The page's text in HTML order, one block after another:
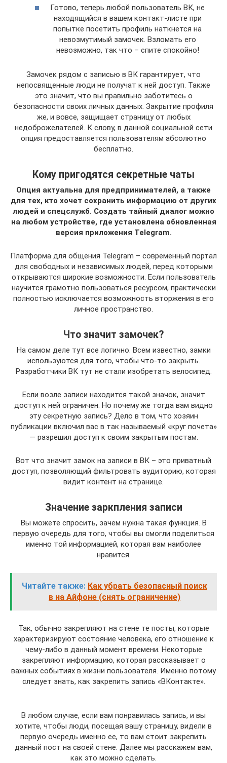
Готово, теперь любой пользователь ВК, не
находящийся в вашем контакт-листе при
попытке посетить профиль наткнется на
невозмутимый замочек. Взломать его
невозможно, так что – спите спокойно!
Замочек рядом с записью в ВК гарантирует, что
непосвященные люди не получат к ней доступ. Также
это значит, что вы правильно заботитесь о
безопасности своих личных данных. Закрытие профиля
же, и вовсе, защищает страницу от любых
недоброжелателей. К слову, в данной социальной сети
опция предоставляется пользователям абсолютно
бесплатно.
Кому пригодятся секретные чаты
Опция актуальна для предпринимателей, а также
для тех, кто хочет сохранить информацию от других
людей и спецслужб. Создать тайный диалог можно
на любом устройстве, где установлена обновленная
версия приложения Telegram.
Платформа для общения Telegram – современный портал
для свободных и независимых людей, перед которыми
открываются широкие возможности. Если пользователь
научится грамотно пользоваться ресурсом, практически
полностью исключается возможность вторжения в его
личное пространство.
Что значит замочек?
На самом деле тут все логично. Всем известно, замки
используются для того, чтобы что-то закрыть.
Разработчики ВК тут не стали изобретать велосипед.
Если возле записи находится такой значок, значит
доступ к ней ограничен. Но почему же тогда вам видно
эту секретную запись? Дело в том, что хозяин
публикации включил вас в так называемый «круг почета»
— разрешил доступ к своим закрытым постам.
Вот что значит замок на записи в ВК – это приватный
доступ, позволяющий фильтровать аудиторию, которая
видит контент на странице.
Значение заркпления записи
Вы можете спросить, зачем нужна такая функция. В
первую очередь для того, чтобы вы смогли поделиться
именно той информацией, которая вам наиболее
нравится.
Читайте также: Как убрать безопасный поиск
в на Айфоне (снять ограничение)
Так, обычно закрепляют на стене те посты, которые
характеризируют состояние человека, его отношение к
чему-либо в данный момент времени. Некоторые
закрепляют информацию, которая рассказывает о
важных событиях в жизни пользователя. Именно потому
следует знать, как закрепить запись «ВКонтакте».
В любом случае, если вам понравилась запись, и вы
хотите, чтобы люди, посещая вашу страницу, видели в
первую очередь именно ее, то вам стоит закрепить
данный пост на своей стене. Далее мы расскажем вам,
как это можно сделать.